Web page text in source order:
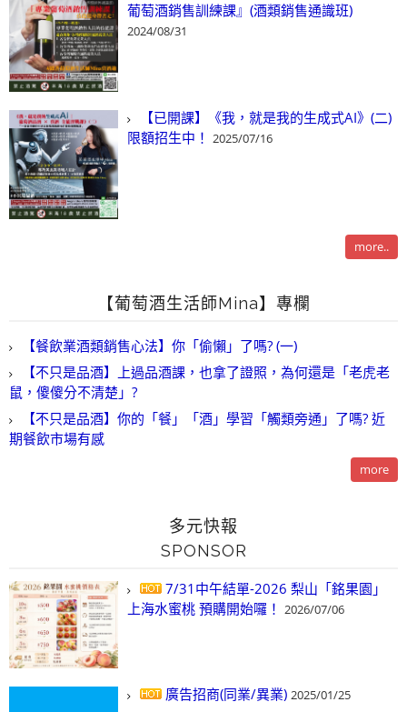
葡萄酒銷售訓練課』(酒類銷售通識班)
2024/08/31
【已開課】《我，就是我的生成式AI》(二)
限額招生中！ 2025/07/16
more..
【葡萄酒生活師Mina】專欄
【餐飲業酒類銷售心法】你「偷懶」了嗎? (一)
【不只是品酒】上過品酒課，也拿了證照，為何還是「老虎老
鼠，傻傻分不清楚」?
【不只是品酒】你的「餐」「酒」學習「觸類旁通」了嗎? 近
期餐飲市場有感
more
多元快報
SPONSOR
7/31中午結單-2026 梨山「銘果園」
上海水蜜桃 預購開始囉！ 2026/07/06
廣告招商(同業/異業) 2025/01/25